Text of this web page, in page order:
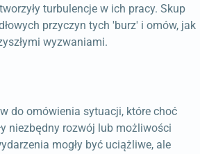
turbulencje w ich pracy. Skup
przyczyn tych 'burz' i omów, jak
wyzwaniami.
do omówienia sytuacji, które choć
niezbędny rozwój lub możliwości
mogły być uciążliwe, ale